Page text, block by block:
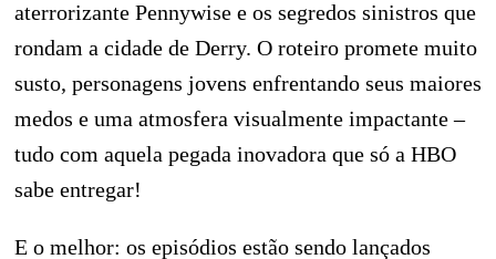
aterrorizante Pennywise e os segredos sinistros que
rondam a cidade de Derry. O roteiro promete muito
susto, personagens jovens enfrentando seus maiores
medos e uma atmosfera visualmente impactante –
tudo com aquela pegada inovadora que só a HBO
sabe entregar!
E o melhor: os episódios estão sendo lançados